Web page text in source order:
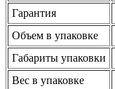
Гарантия
Объем в упаковке
Габариты упаковки
Вес в упаковке